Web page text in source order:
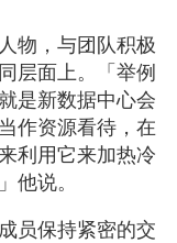
物，与团队积极
层面上。「举例
是新数据中心会
作资源看待，在
利用它来加热冷
他说。
员保持紧密的交